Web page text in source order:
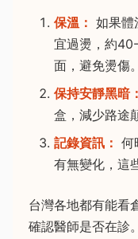
保溫： 如果體
宜過燙，約
面，避免燙傷。
保持安靜黑暗：
盒，減少路途
記錄資訊： 何
有無變化，這
台灣各地都有能看
確認醫師是否在診